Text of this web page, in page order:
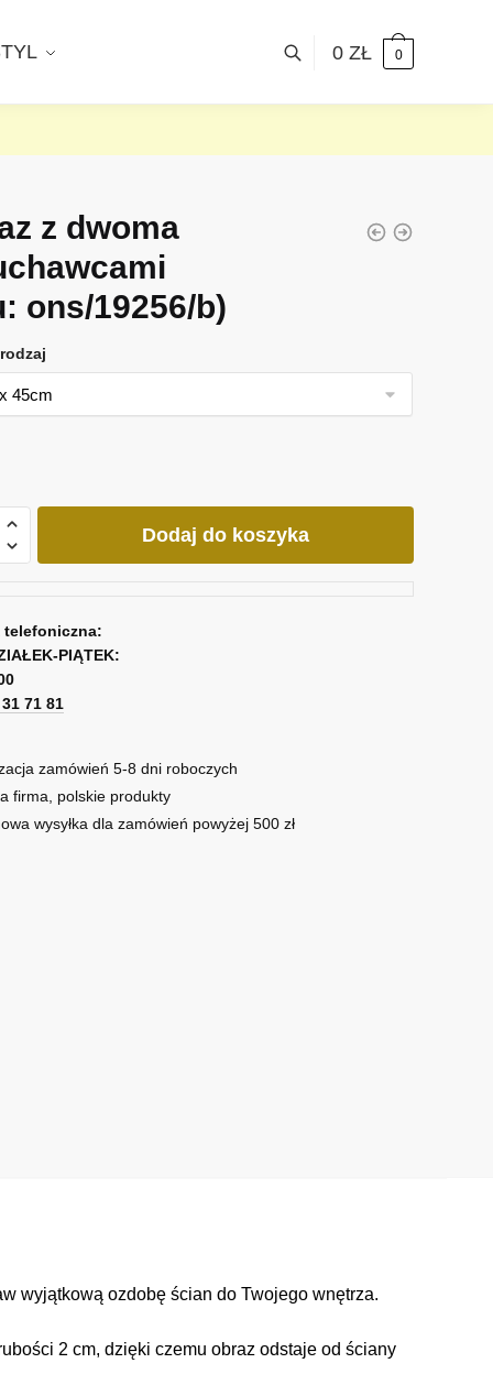
0 ZŁ 0
z dwoma
ons/19256/b)
Dodaj do koszyka
PIĄTEK:
71 81
zamówień 5-8 dni roboczych
firma, polskie produkty
wysyłka dla zamówień powyżej 500 zł
wyjątkową ozdobę ścian do Twojego wnętrza.
2 cm, dzięki czemu obraz odstaje od ściany